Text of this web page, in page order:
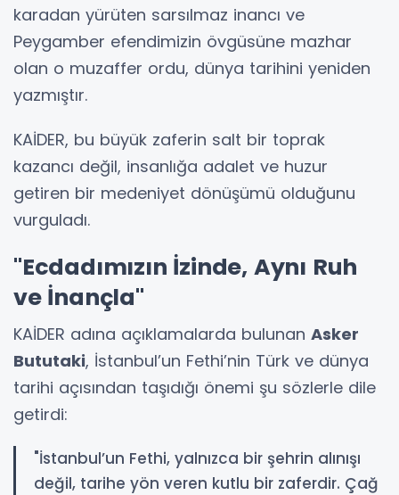
karadan yürüten sarsılmaz inancı ve
Peygamber efendimizin övgüsüne mazhar
olan o muzaffer ordu, dünya tarihini yeniden
yazmıştır.
KAİDER, bu büyük zaferin salt bir toprak
kazancı değil, insanlığa adalet ve huzur
getiren bir medeniyet dönüşümü olduğunu
vurguladı.
"Ecdadımızın İzinde, Aynı Ruh
ve İnançla"
KAİDER adına açıklamalarda bulunan Asker
Bututaki, İstanbul’un Fethi’nin Türk ve dünya
tarihi açısından taşıdığı önemi şu sözlerle dile
getirdi:
"İstanbul’un Fethi, yalnızca bir şehrin alınışı
değil, tarihe yön veren kutlu bir zaferdir. Çağ